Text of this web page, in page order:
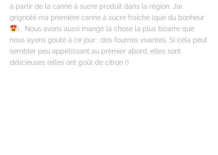
à partir de la canne à sucre produit dans la région. J’ai
grignoté ma première canne à sucre fraiche (que du bonheur
) . Nous avons aussi mangé la chose la plus bizarre que
nous ayons gouté à ce jour : des fourmis vivantes. Si cela peut
sembler peu appétissant au premier abord, elles sont
délicieuses (elles ont goût de citron !)